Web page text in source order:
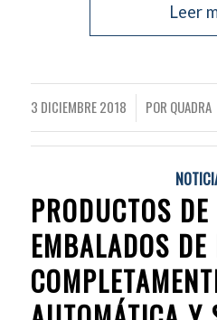
Leer
3 DICIEMBRE 2018 POR QUADRA
PRODUCTOS
EMBALADOS